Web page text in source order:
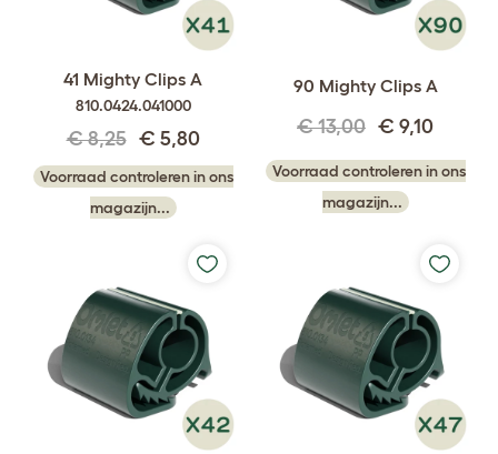
41 Mighty Clips A
810.0424.041000
€ 8,25 € 5,80
Voorraad controleren in ons
magazijn...
90 Mighty Clips A
€ 13,00 € 9,10
Voorraad controleren in ons
magazijn...